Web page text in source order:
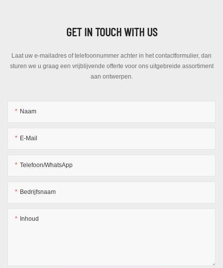
GET IN TOUCH WITH US
Laat uw e-mailadres of telefoonnummer achter in het contactformulier, dan
sturen we u graag een vrijblijvende offerte voor ons uitgebreide assortiment
aan ontwerpen.
Naam
E-Mail
Telefoon/WhatsApp
Bedrijfsnaam
Inhoud